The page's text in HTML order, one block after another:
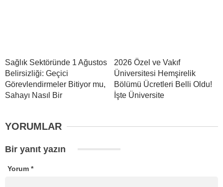
Sağlık Sektöründe 1 Ağustos
Belirsizliği: Geçici
Görevlendirmeler Bitiyor mu,
Sahayı Nasıl Bir
2026 Özel ve Vakıf
Üniversitesi Hemşirelik
Bölümü Ücretleri Belli Oldu!
İşte Üniversite
YORUMLAR
Bir yanıt yazın
Yorum *